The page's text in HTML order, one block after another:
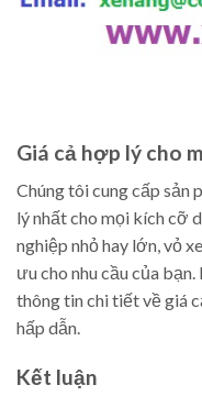
Giá cả hợp lý cho
Chúng tôi cung cấp sản
lý nhất cho mọi kích cỡ
nghiệp nhỏ hay lớn, vỏ
ưu cho nhu cầu của
thông tin chi tiết về giá
hấp dẫn.
Kết luận